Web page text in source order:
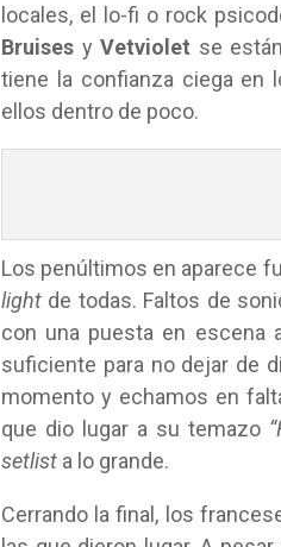
locales, el lo-fi o rock
Bruises yVetviolet se
tiene la confianza ciega en
ellos dentro de poco.
Los penúltimos en aparece
light de todas. Faltos de
con una puesta en escena
suficiente para no dejar de
momento y echamos en
que dio lugar a su temazo
setlist a lo grande.
Cerrando la final, los